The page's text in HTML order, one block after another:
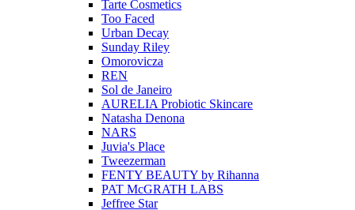
Tarte Cosmetics
Too Faced
Urban Decay
Sunday Riley
Omorovicza
REN
Sol de Janeiro
AURELIA Probiotic Skincare
Natasha Denona
NARS
Juvia's Place
Tweezerman
FENTY BEAUTY by Rihanna
PAT McGRATH LABS
Jeffree Star